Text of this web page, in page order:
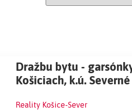
Dražbu bytu -
Košiciach, k.ú.
Reality Košice-Sever